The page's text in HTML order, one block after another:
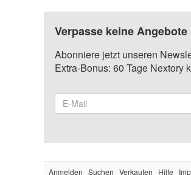
Verpasse keine Angebote
Abonniere jetzt unseren
Extra-Bonus: 60 Tage Nextory
Anmelden Suchen Verkaufen Hilfe